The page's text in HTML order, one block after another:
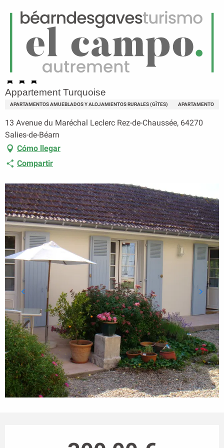
Menú
Página principal Appartement Turquoise
Appartement Turquoise
APARTAMENTOS AMUEBLADOS Y ALOJAMIENTOS RURALES (GÎTES) APARTAMENTO
13 Avenue du Maréchal Leclerc Rez-de-Chaussée, 64270
Salies-de-Béarn
Cómo llegar
Compartir